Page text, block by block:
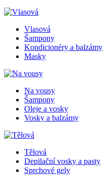
Vlasová
Šampony
Kondicionéry a balzámy
Masky
Na vousy
Šampony
Oleje a vosky
Vosky a balzámy
Tělová
Depilační vosky a pasty
Sprchové gely